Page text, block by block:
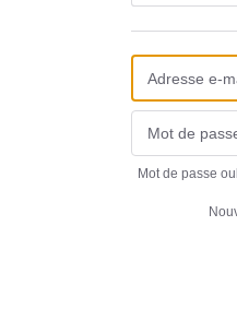
Mot de passe